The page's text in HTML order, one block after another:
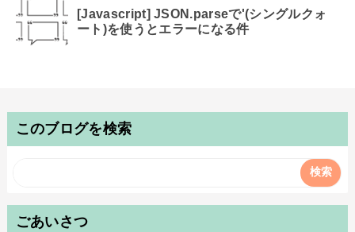
[Javascript] JSON.parseで'(シングルクォ
ート)を使うとエラーになる件
このブログを検索
ごあいさつ